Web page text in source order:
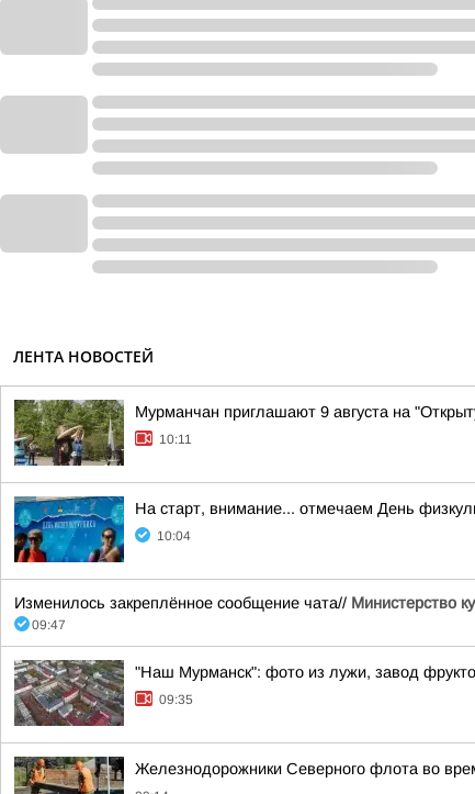
ЛЕНТА НОВОСТЕЙ
Мурманчан приглашают 9 августа на
10:11
На старт, внимание... отмечаем День
10:04
Изменилось закреплённое сообщение чата// Министерство
09:47
"Наш Мурманск": фото из лужи, завод
09:35
Железнодорожники Северного флота во